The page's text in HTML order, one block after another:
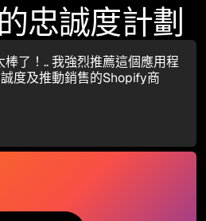
忠誠度計劃
了！.. 我強烈推薦這個應用程
度及推動銷售的Shopify商